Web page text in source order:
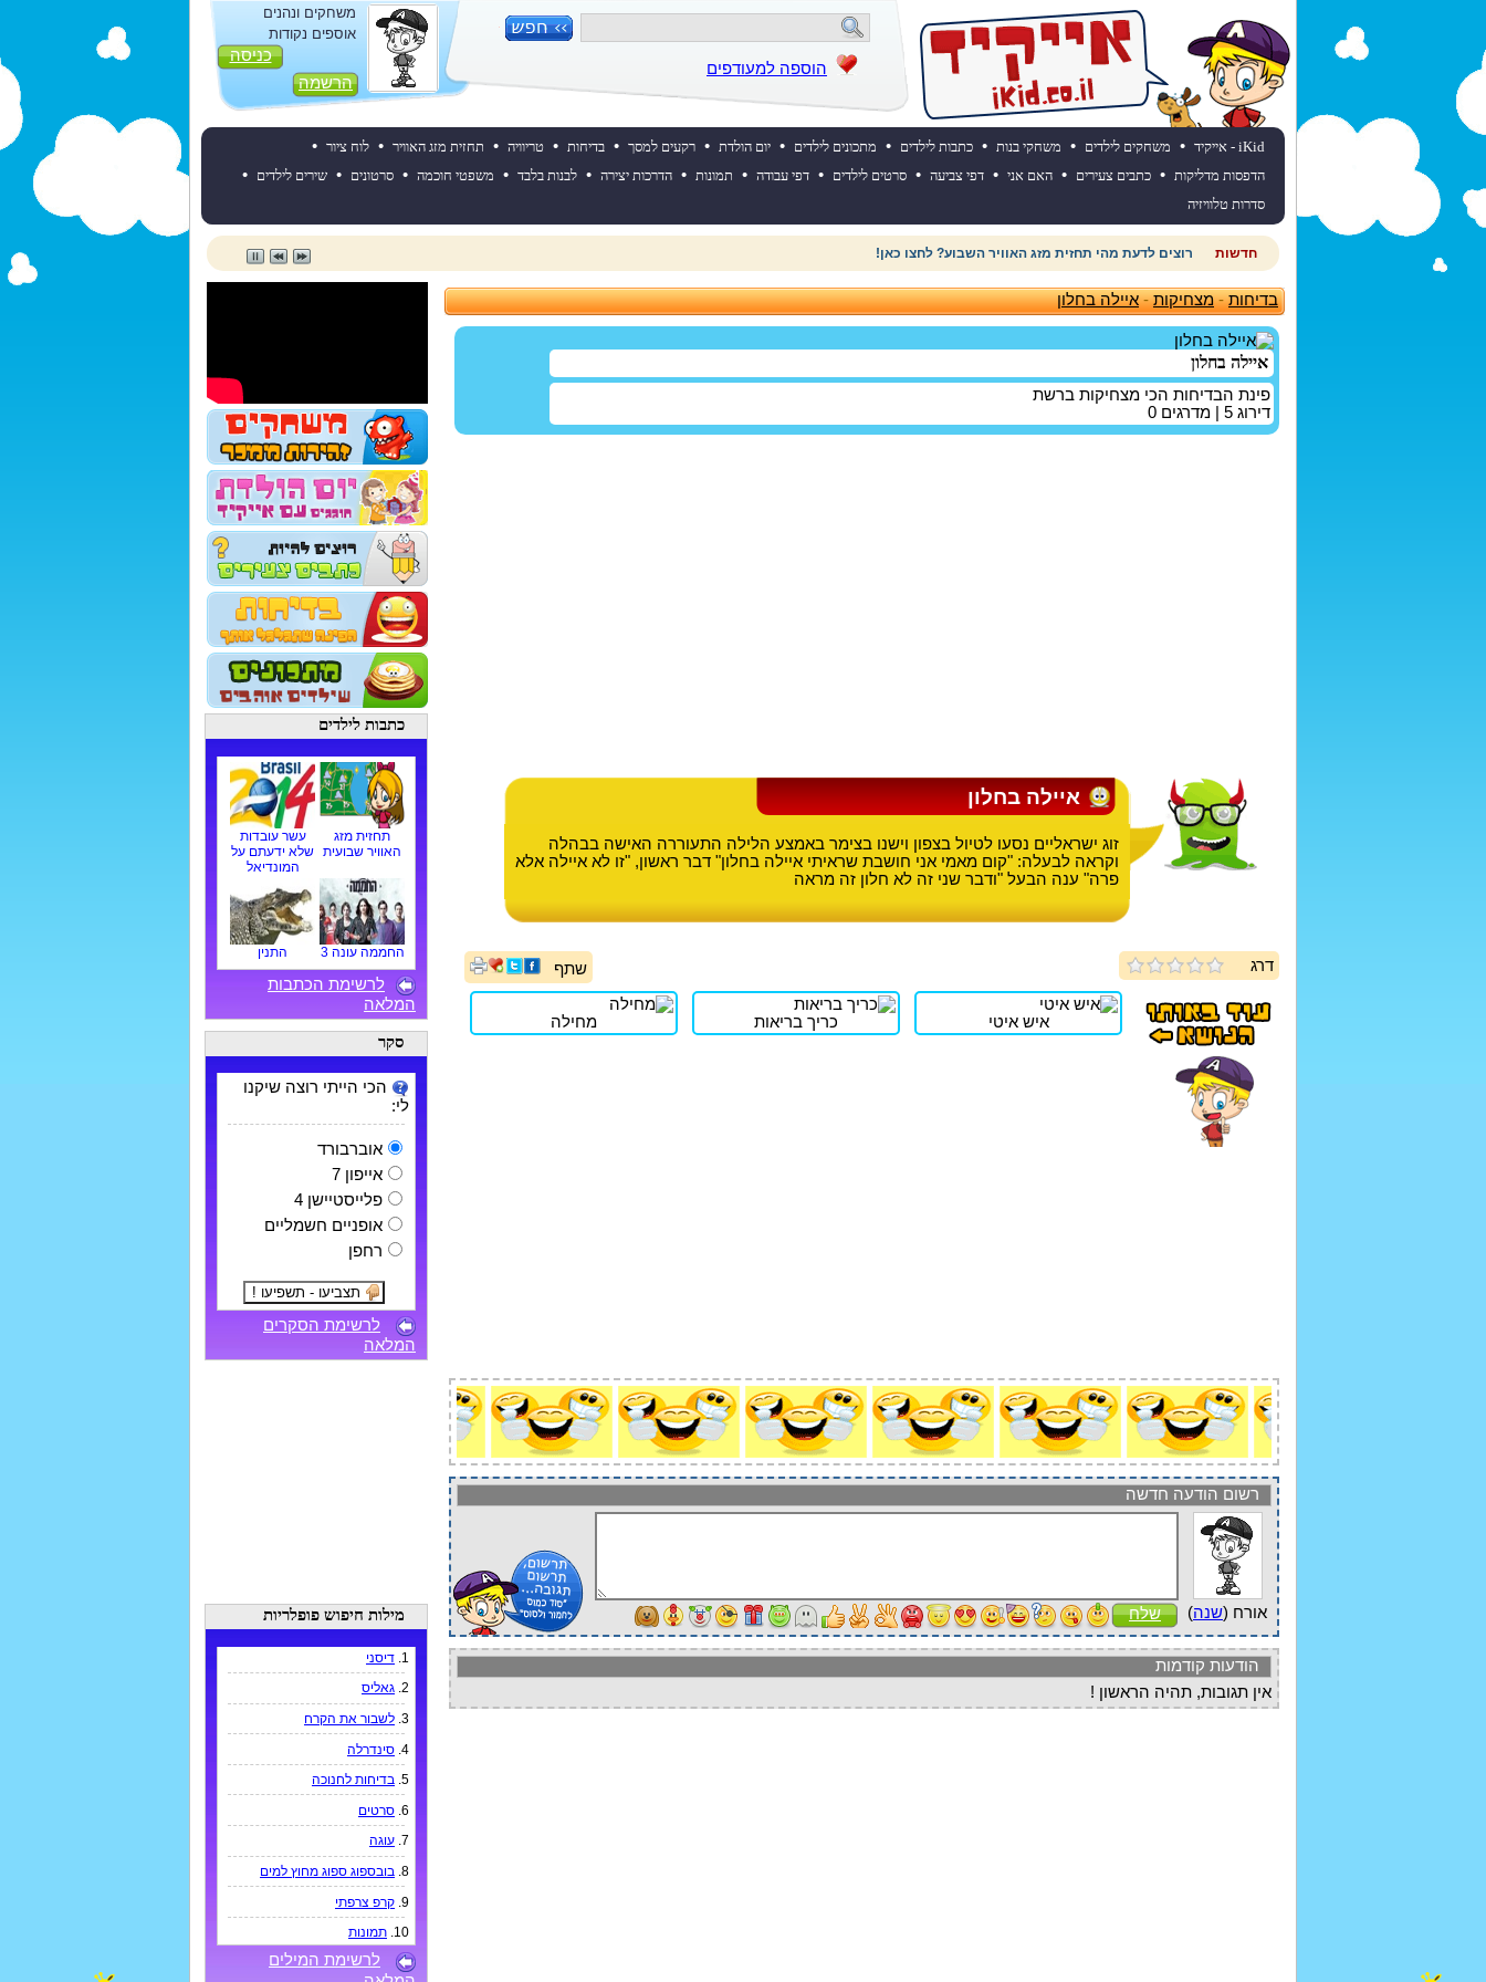
הוספה למעודפים
משחקים ונהנים
אוספים נקודות
כניסה
הרשמה
iKid - אייקיד • משחקים לילדים • משחקי בנות • כתבות לילדים • מתכונים לילדים • יום הולדת • רקעים למסך • בדיחות • טריוויה • תחזית מזג האוויר • לוח ציור •
הדפסות מדליקות • כתבים צעירים • האם אני • דפי צביעה • סרטים לילדים • דפי עבודה • תמונות • הדרכות יצירה • לבנות בלבד • משפטי חוכמה • סרטונים • שירים לילדים •
סדרות טלוויזיה
חדשות חוגגים יום הולדת? כנסו לאתר יום ההולדת של אייקיד! למעבר לאתר לחצו כאן
בדיחות-מצחיקות-איילה בחלון
איילה בחלון
פינת הבדיחות הכי מצחיקות ברשת
דירוג 5 | מדרגים 0
איילה בחלון
זוג ישראליים נסעו לטיול בצפון וישנו בצימר באמצע הלילה התעוררה האישה בבהלה
וקראה לבעלה: "קום מאמי אני חושבת שראיתי איילה בחלון" דבר ראשון, "זו לא איילה אלא
פרה" ענה הבעל "ודבר שני זה לא חלון זה מראה
דרג שתף
איש איטי כריך בריאות מחילה
רשום הודעה חדשה
אורח (שנה) שלח
הודעות קודמות
אין תגובות, תהיה הראשון !
כתבות לילדים
תחזית מזג
האוויר שבועית
עשר עובדות
שלא ידעתם על
המונדיאל
החממה עונה 3 התנין
לרשימת הכתבות
המלאה
סקר
הכי הייתי רוצה שיקנו
לי:
אוברבורד
אייפון 7
פלייסטיישן 4
אופניים חשמליים
רחפן
לרשימת הסקרים
המלאה
מילות חיפוש פופלריות
1. דיסני
2. גאליס
3. לשבור את הקרח
4. סינדרלה
5. בדיחות לחנוכה
6. סרטים
7. עוגה
8. בובספוג ספוג מחוץ למים
9. קרפ צרפתי
10. תמונות
לרשימת המילים